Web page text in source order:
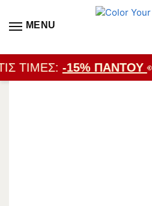
MENU
ΤΙΜΈΣ:-15% ΠΑΝΤΟΎ